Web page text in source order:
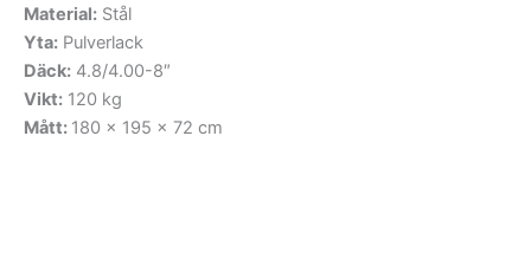
Material: Stål
Yta: Pulverlack
Däck: 4.8/4.00-8″
Vikt: 120 kg
Mått: 180 x 195 x 72 cm